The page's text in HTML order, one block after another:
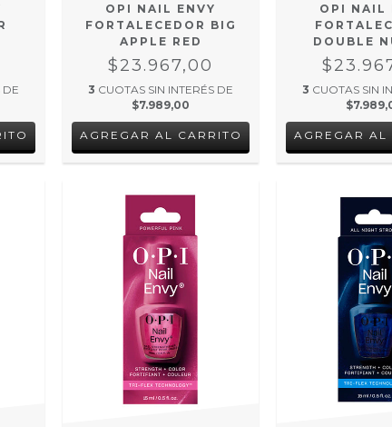
DE
OPI NAIL ENVY
FORTALECEDOR BIG
APPLE RED
$23.967,00
3 CUOTAS SIN INTERÉS DE
$7.989,00
OPI NAIL
DOUBLE
3 CUOTAS SIN